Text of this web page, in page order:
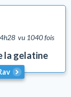
vu 1040 fois
la gelatine